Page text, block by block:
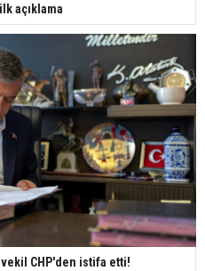
açıklama
vekil CHP'den istifa etti!